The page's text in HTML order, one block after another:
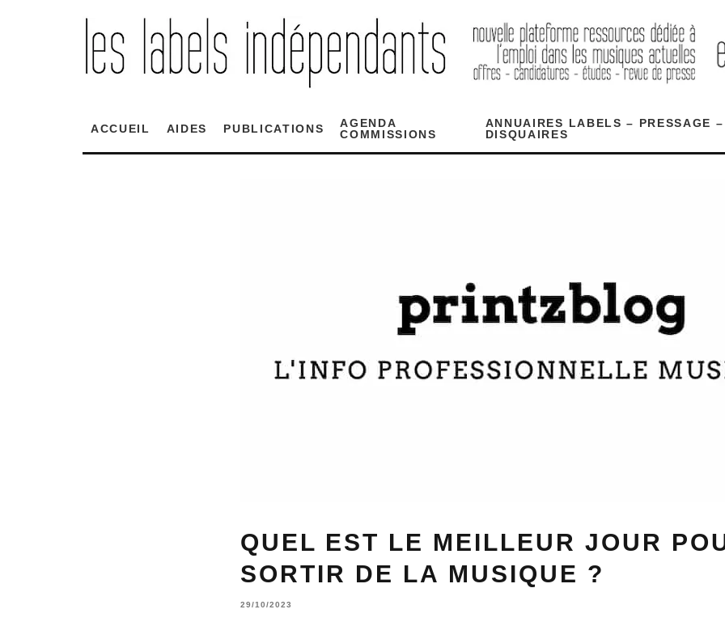
ACCUEIL AIDES PUBLICATIONS
AGENDA
COMMISSIONS
ANNUAIRES LABELS – PRESSAGE
DISQUAIRES
QUEL EST LE MEILLEUR JOUR
SORTIR DE LA MUSIQUE ?
29/10/2023